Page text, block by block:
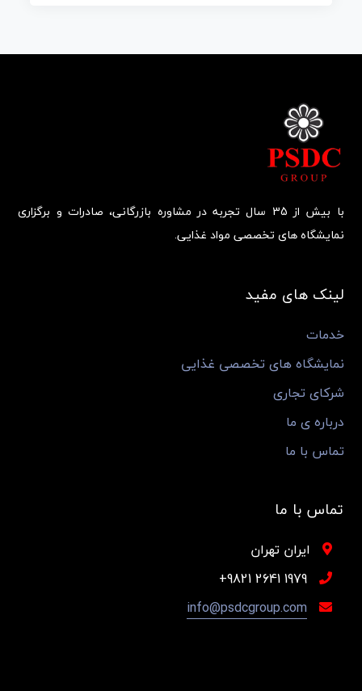
با بیش از 35 سال تجربه در مشاوره بازرگانی، صادرات و برگزاری
نمایشگاه های تخصصی مواد غذایی.
لینک های مفید
خدمات
نمایشگاه های تخصصی غذایی
شرکای تجاری
درباره ی ما
تماس با ما
تماس با ما
ایران تهران
1979 2641 9821+
info@psdcgroup.com